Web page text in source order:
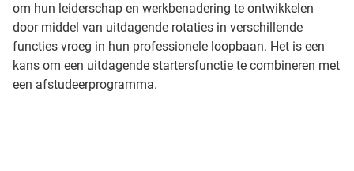
om hun leiderschap en werkbenadering te ontwikkelen
door middel van uitdagende rotaties in verschillende
functies vroeg in hun professionele loopbaan. Het is een
kans om een uitdagende startersfunctie te combineren met
een afstudeerprogramma.